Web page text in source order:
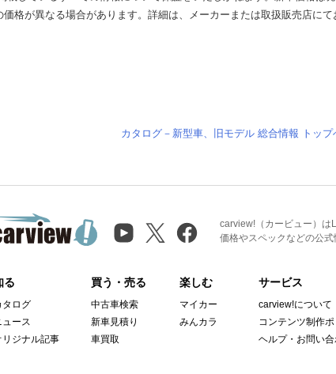
価格が異なる場合があります。詳細は、メーカーまたは取扱販売店にて
カタログ－新型車、旧モデル 総合情報 トップ
carview!（カービュー）は
価格やスペックなどの公
る
タログ
ュース
リジナル記事
買う・売る
中古車検索
新車見積り
車買取
楽しむ
マイカー
みんカラ
サービス
carview!について
コンテンツ制作
ヘルプ・お問い